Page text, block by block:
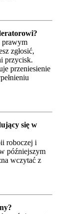
prawym
zgłosić,
przycisk.
przeniesienie
się w
roboczej i
późniejszym
wczytać z